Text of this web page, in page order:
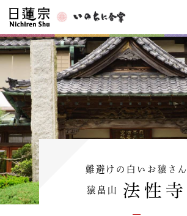
難避けの白いお猿さん
猿畠山 法性寺